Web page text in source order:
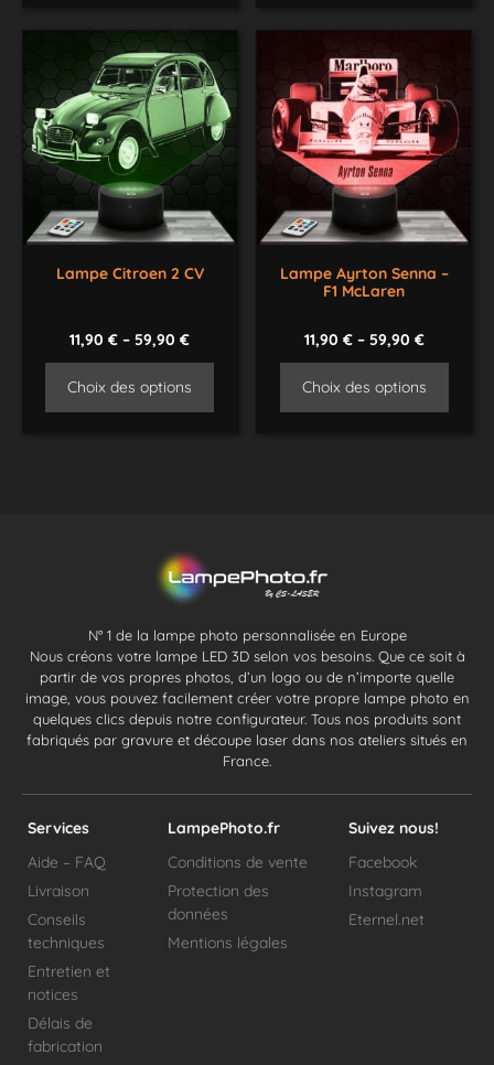
Lampe Citroen 2 CV
11,90€ –59,90€
Choix des options
Lampe Ayrton Senna –
F1 McLaren
11,90 €– 59,90 €
Choix des options
N° 1 de la lampe photo personnalisée en Europe
Nous créons votre lampe LED 3D selon vos besoins. Que ce soit à
partir de vos propres photos, d’un logo ou de n’importe quelle
image, vous pouvez facilement créer votre propre lampe photo en
quelques clics depuis notre configurateur. Tous nos produits sont
fabriqués par gravure et découpe laser dans nos ateliers situés en
France.
Services
Aide – FAQ
Livraison
Conseils
techniques
Entretien et
notices
Délais de
fabrication
LampePhoto.fr
Conditions de vente
Protection des
données
Mentions légales
Suivez nous!
Facebook
Instagram
Eternel.net